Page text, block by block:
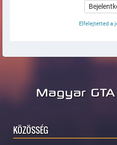
Elfelejtetted a
Magyar
KÖZÖSSÉG